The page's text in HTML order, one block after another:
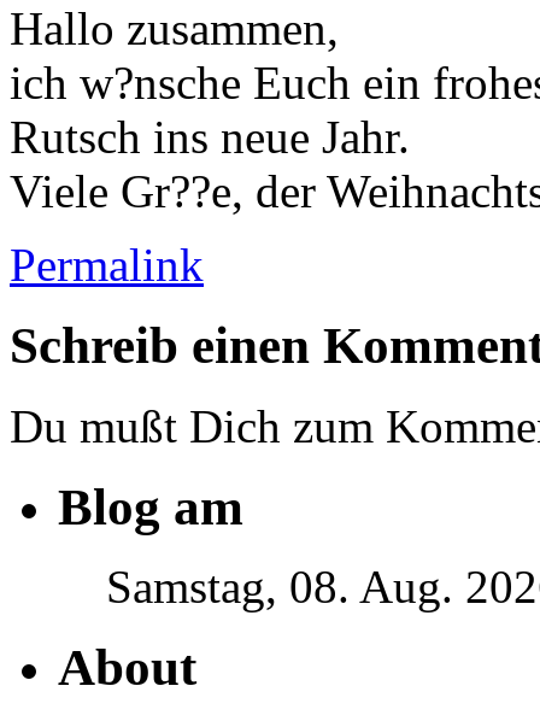
Hallo zusammen,
ich w?nsche Euch ein
Rutsch ins neue Jahr.
Viele Gr??e, der
Permalink
Schreib einen
Du mußt Dich zum
Blog am
Samstag, 08. Aug.
About